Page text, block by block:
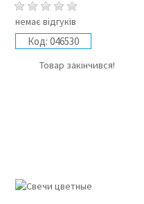
немає відгуків
Код: 046530
Товар закінчився!